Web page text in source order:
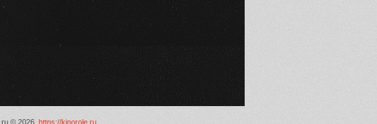
© 2026, https://kinorole.ru